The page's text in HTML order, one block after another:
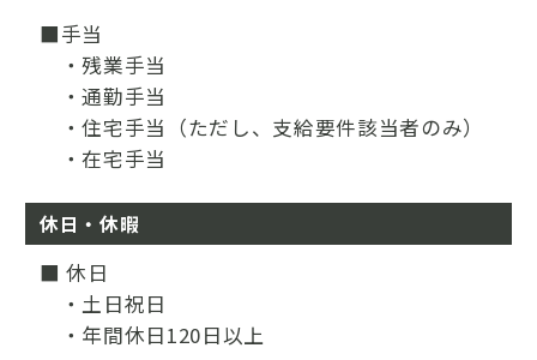
■手当
・残業手当
・通勤手当
・住宅手当（ただし、支給要件該当者のみ）
・在宅手当
休日・休暇
■ 休日
・土日祝日
・年間休日120日以上